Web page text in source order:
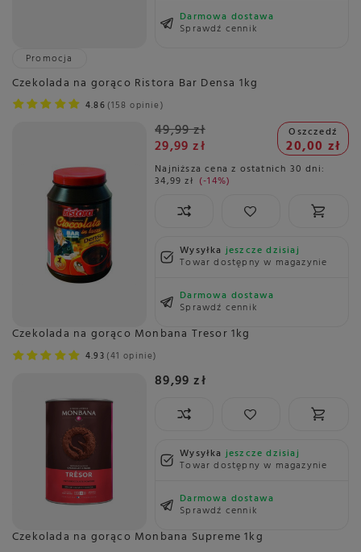
Darmowa dostawa
Sprawdź cennik
Promocja
Czekolada na gorąco Ristora Bar Densa 1kg
4.86 158 opinie
49,99 zł
29,99 zł
Oszczedź
20,00 zł
Najniższa cena z ostatnich 30 dni:
34,99 zł -14%
Wysyłkajeszcze dzisiaj
Towar dostępny w magazynie
Darmowa dostawa
Sprawdź cennik
Czekolada na gorąco Monbana Tresor 1kg
4.93 41 opinie
89,99 zł
Wysyłkajeszcze dzisiaj
Towar dostępny w magazynie
Darmowa dostawa
Sprawdź cennik
Czekolada na gorąco Monbana Supreme 1kg